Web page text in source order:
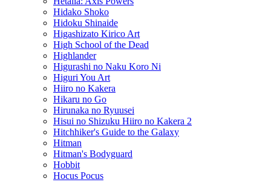
Hidako Shoko
Hidoku Shinaide
Higashizato Kirico Art
High School of the Dead
Highlander
Higurashi no Naku Koro Ni
Higuri You Art
Hiiro no Kakera
Hikaru no Go
Hirunaka no Ryuusei
Hisui no Shizuku Hiiro no Kakera 2
Hitchhiker's Guide to the Galaxy
Hitman
Hitman's Bodyguard
Hobbit
Hocus Pocus